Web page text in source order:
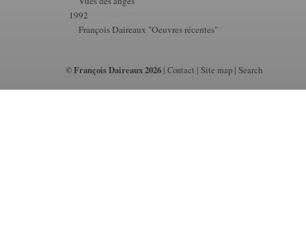
1992
François Daireaux "Oeuvres récentes"
© François Daireaux 2026 |Contact |Site map |Search